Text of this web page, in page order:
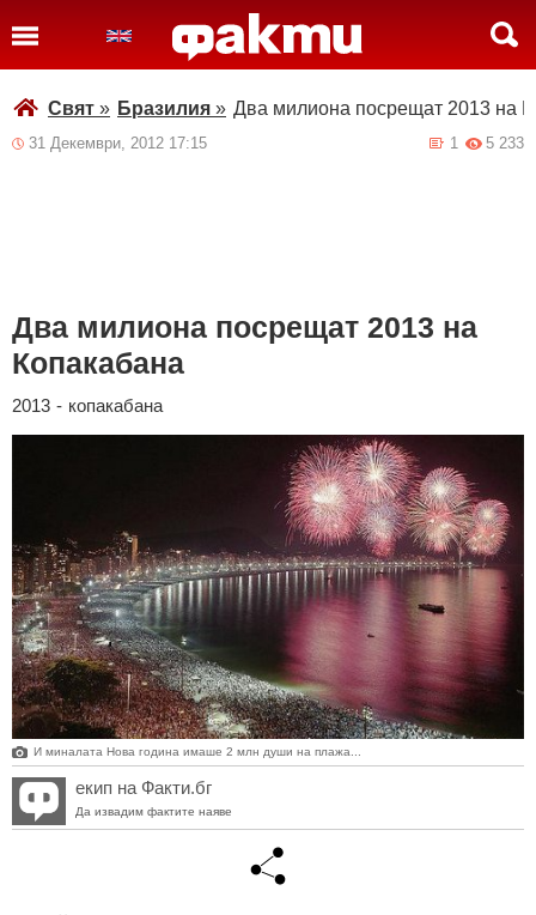
Свят » Бразилия » Два милиона посрещат 2013 на
31 Декември, 2012 17:15 5 233
1
Два милиона посрещат 2013 на
Копакабана
2013 - копакабана
И миналата Нова година имаше 2 млн души на плажа...
екип на Факти.бг
Да извадим фактите наяве